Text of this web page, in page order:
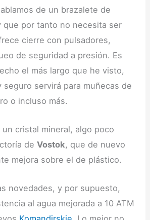
de un brazalete de
que por tanto no necesita ser
cierre con pulsadores,
de seguridad a presión. Es
el más largo que he visto,
servirá para muñecas de
o incluso más.
un cristal mineral, algo poco
deVostok, que de nuevo
mejora sobre el de plástico.
novedades, y por supuesto,
al agua mejorada a 10 ATM